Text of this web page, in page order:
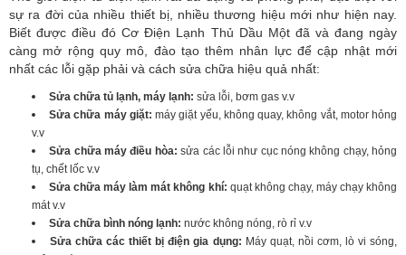
sự ra đời của nhiều thiết bị, nhiều thương hiệu mới như hiện nay.
Biết được điều đó Cơ Điện Lạnh Thủ Dầu Một đã và đang ngày
càng mở rộng quy mô, đào tạo thêm nhân lực để cập nhật mới
nhất các lỗi gặp phải và cách sửa chữa hiệu quả nhất:
Sửa chữa tủ lạnh, máy lạnh: sửa lỗi, bơm gas v.v
Sửa chữa máy giặt:máy giặt yếu, không quay, không vắt, motor hỏng
v.v
Sửa chữa máy điều hòa: sửa các lỗi như cục nóng không chạy, hỏng
tụ, chết lốc v.v
Sửa chữa máy làm mát không khí: quạt không chạy, máy chạy không
mát v.v
Sửa chữa bình nóng lạnh: nước không nóng, rò rỉ v.v
Sửa chữa các thiết bị điện gia dụng: Máy quạt, nồi cơm, lò vi sóng,